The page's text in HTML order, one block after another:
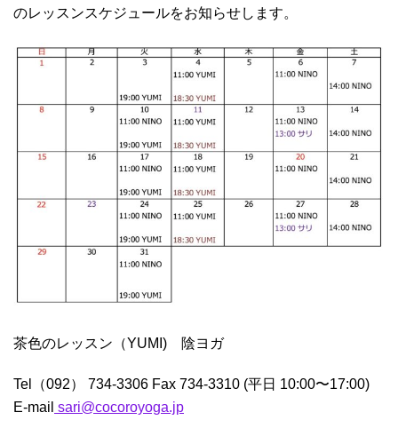
のレッスンスケジュールをお知らせします。
茶色のレッスン（YUMI) 陰ヨガ
Tel（092） 734-3306 Fax 734-3310 (平日 10:00〜17:00)
E-mail sari@cocoroyoga.jp